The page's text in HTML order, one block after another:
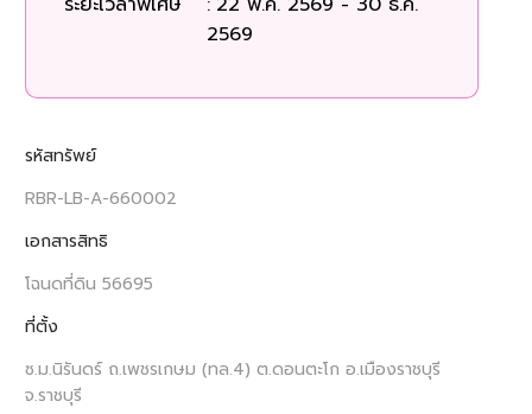
2569
รหัสทรัพย์
RBR-LB-A-660002
เอกสารสิทธิ
โฉนดที่ดิน 56695
ที่ตั้ง
ซ.ม.นิรันดร์ ถ.เพชรเกษม (ทล.4) ต.ดอนตะโก อ.เมืองราชบุรี
จ.ราชบุรี